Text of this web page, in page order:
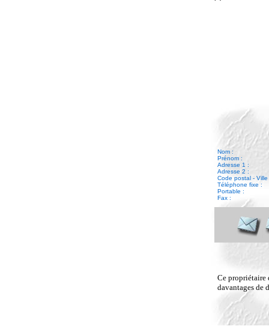
Nom :
Prénom :
Adresse 1 :
Adresse 2 :
Code postal - Ville
Téléphone fixe :
Portable :
Fax :
Ce propriétaire
davantages de